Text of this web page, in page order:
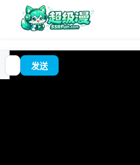
00:00
追
番
?发送